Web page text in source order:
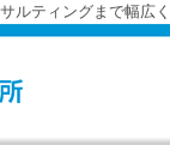
ルティングまで幅広